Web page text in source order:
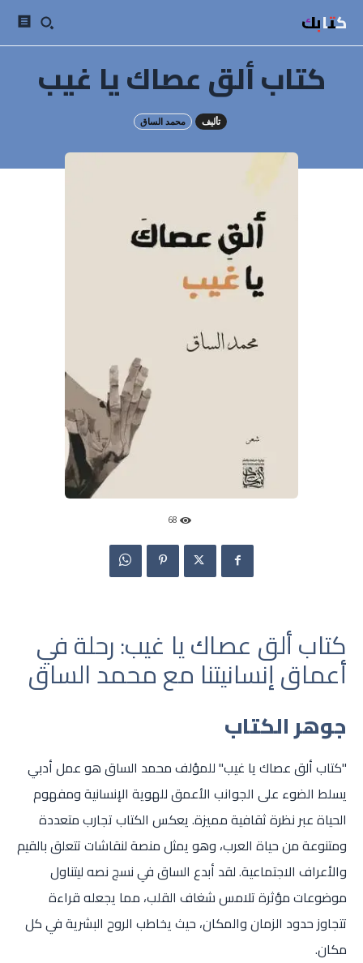
كتابك
كتاب ألق عصاك يا غيب
تأليف محمد الساق
68
كتاب ألق عصاك يا غيب: رحلة في
أعماق إنسانيتنا مع محمد الساق
جوهر الكتاب
"كتاب ألق عصاك يا غيب" للمؤلف محمد الساق هو عمل أدبي
يسلط الضوء على الجوانب الأعمق للهوية الإنسانية ومفهوم
الحياة عبر نظرة ثقافية مميزة. يعكس الكتاب تجارب متعددة
ومتنوعة من حياة العرب، وهو يمثل منصة لنقاشات تتعلق بالقيم
والأعراف الاجتماعية. لقد أبدع الساق في نسج نصه ليتناول
موضوعات مؤثرة تلامس شغاف القلب، مما يجعله قراءة
تتجاوز حدود الزمان والمكان، حيث يخاطب الروح البشرية في كل
مكان.